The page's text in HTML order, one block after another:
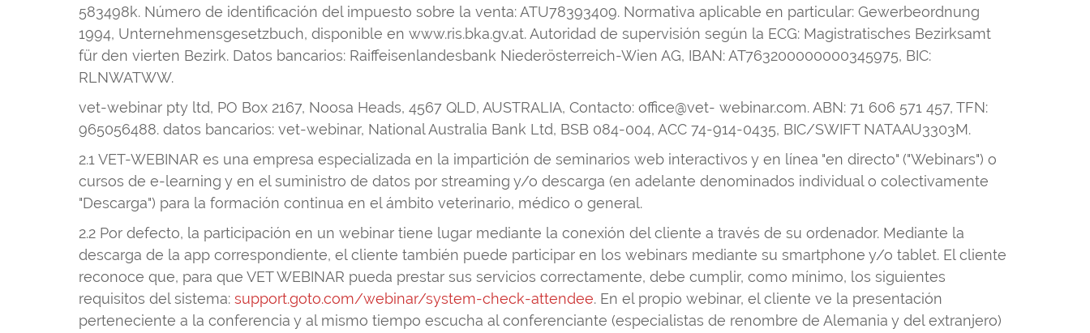
583498k. Número de identificación del impuesto sobre la venta: ATU78393409. Normativa aplicable en particular: Gewerbeordnung
1994, Unternehmensgesetzbuch, disponible en www.ris.bka.gv.at. Autoridad de supervisión según la ECG: Magistratisches Bezirksamt
für den vierten Bezirk. Datos bancarios: Raiffeisenlandesbank Niederösterreich-Wien AG, IBAN: AT763200000000345975, BIC:
RLNWATWW.
vet-webinar pty ltd, PO Box 2167, Noosa Heads, 4567 QLD, AUSTRALIA, Contacto: office@vet- webinar.com. ABN: 71 606 571 457, TFN:
965056488. datos bancarios: vet-webinar, National Australia Bank Ltd, BSB 084-004, ACC 74-914-0435, BIC/SWIFT NATAAU3303M.
2.1 VET-WEBINAR es una empresa especializada en la impartición de seminarios web interactivos y en línea "en directo" ("Webinars") o
cursos de e-learning y en el suministro de datos por streaming y/o descarga (en adelante denominados individual o colectivamente
"Descarga") para la formación continua en el ámbito veterinario, médico o general.
2.2 Por defecto, la participación en un webinar tiene lugar mediante la conexión del cliente a través de su ordenador. Mediante la
descarga de la app correspondiente, el cliente también puede participar en los webinars mediante su smartphone y/o tablet. El cliente
reconoce que, para que VET WEBINAR pueda prestar sus servicios correctamente, debe cumplir, como mínimo, los siguientes
requisitos del sistema: support.goto.com/webinar/system-check-attendee. En el propio webinar, el cliente ve la presentación
perteneciente a la conferencia y al mismo tiempo escucha al conferenciante (especialistas de renombre de Alemania y del extranjero)